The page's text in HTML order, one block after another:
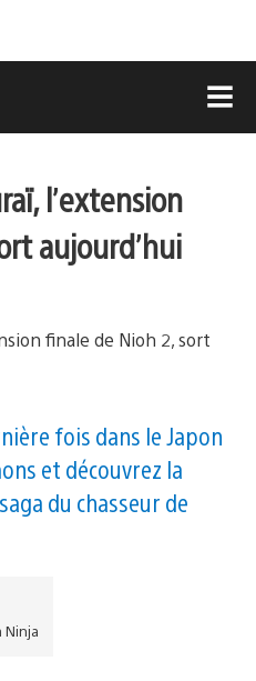
l’extension
aujourd’hui
fois dans le Japon
et découvrez la
du chasseur de
Ninja